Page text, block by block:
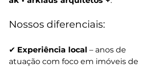
Nossos diferenciais:
✔ Experiência local – anos de
atuação com foco em imóveis de